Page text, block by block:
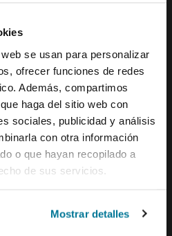
se usan para personalizar
ofrecer funciones de redes
Además, compartimos
haga del sitio web con
sociales, publicidad y análisis
con otra información
o que hayan recopilado a
de sus servicios.
Mostrar detalles
Y LUSÓFONA